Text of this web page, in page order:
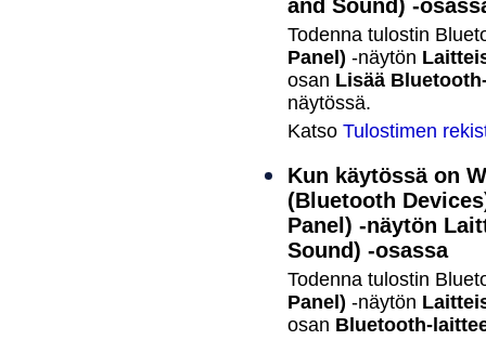
and Sound) -
Todenna tulostin
Panel) -näytön
osan Lisää
näytössä.
Katso Tulostimen
Kun käytössä on
(Bluetooth
Panel) -näytön
Sound) -osassa
Todenna tulostin
Panel) -näytön
osan Bluetooth-